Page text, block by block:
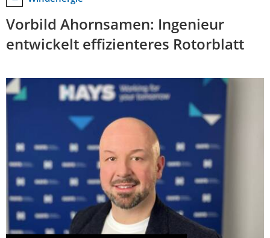
Vorbild Ahornsamen: Ingenieur
entwickelt effizienteres Rotorblatt